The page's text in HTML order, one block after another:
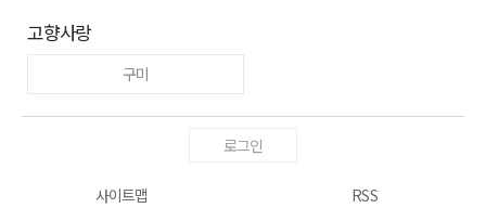
고향사랑
구미
로그인
사이트맵 RSS